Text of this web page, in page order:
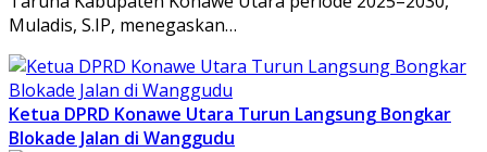
Muladis, S.IP, menegaskan…
Ketua DPRD Konawe Utara Turun Langsung Bongkar
Blokade Jalan di Wanggudu